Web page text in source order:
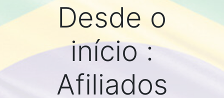
Desde o
início :
Afiliados